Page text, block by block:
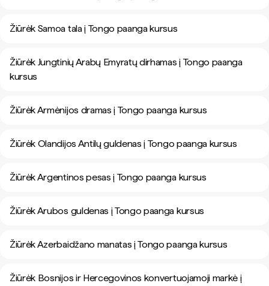
Žiūrėk Samoa tala į Tongo paanga kursus
Žiūrėk Jungtinių Arabų Emyratų dirhamas į Tongo paanga
kursus
Žiūrėk Armėnijos dramas į Tongo paanga kursus
Žiūrėk Olandijos Antilų guldenas į Tongo paanga kursus
Žiūrėk Argentinos pesas į Tongo paanga kursus
Žiūrėk Arubos guldenas į Tongo paanga kursus
Žiūrėk Azerbaidžano manatas į Tongo paanga kursus
Žiūrėk Bosnijos ir Hercegovinos konvertuojamoji markė į